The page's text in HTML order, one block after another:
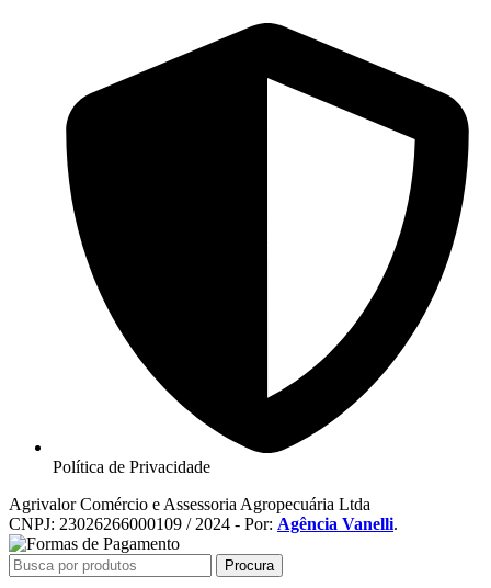
Política de Privacidade
Agrivalor Comércio e Assessoria Agropecuária Ltda
CNPJ: 23026266000109 / 2024 - Por: Agência Vanelli.
Procura